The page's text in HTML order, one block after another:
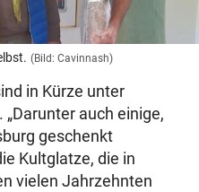
(Bild: Cavinnash)
in Kürze unter
auch einige,
geschenkt
Kultglatze, die in
vielen Jahrzehnten